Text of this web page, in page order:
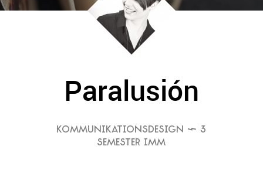
Paralusión
KOMMUNIKATIONSDESIGN  3
SEMESTER IMM